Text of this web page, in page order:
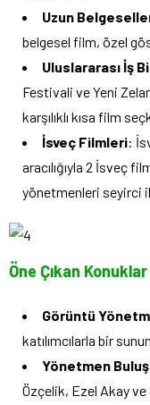
Uzun
belgesel film, özel
Uluslararası İş
Festivali ve Yeni
karşılıklı kısa film
İsveç Filmleri:
aracılığıyla 2 İsveç
yönetmenleri seyirci
Öne Çıkan
Görüntü
katılımcılarla bir
Yönetmen
Özçelik, Ezel Akay